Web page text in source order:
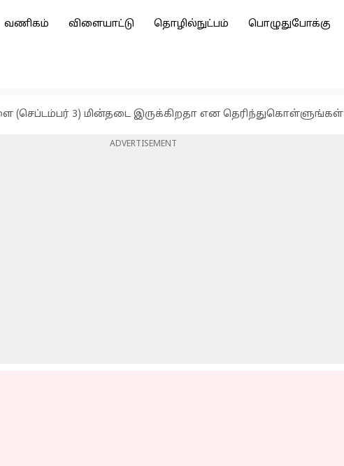
வணிகம் விளையாட்டு தொழில்நுட்பம் பொழுதுபோக்கு
(செப்டம்பர் 3) மின்தடை இருக்கிறதா என தெரிந்துகொள்ளுங்கள்
ADVERTISEMENT